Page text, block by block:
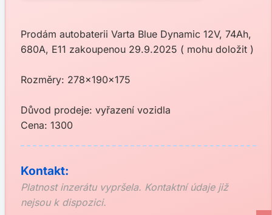
Prodám autobaterii Varta Blue Dynamic 12V, 74Ah,
680A, E11 zakoupenou 29.9.2025 ( mohu doložit )
Rozměry: 278x190x175
Důvod prodeje: vyřazení vozidla
Cena: 1300
Kontakt:
Platnost inzerátu vypršela. Kontaktní údaje již
nejsou k dispozici.